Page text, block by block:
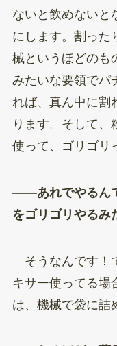
ないと飲めないと
にします。割った
械というほどのも
みたいな要領でパ
れば、真ん中に割
ります。そして、
使って、ゴリゴリ
——あれでやるん
をゴリゴリやるみ
そうなんです！
キサー使ってる場
は、機械で袋に詰